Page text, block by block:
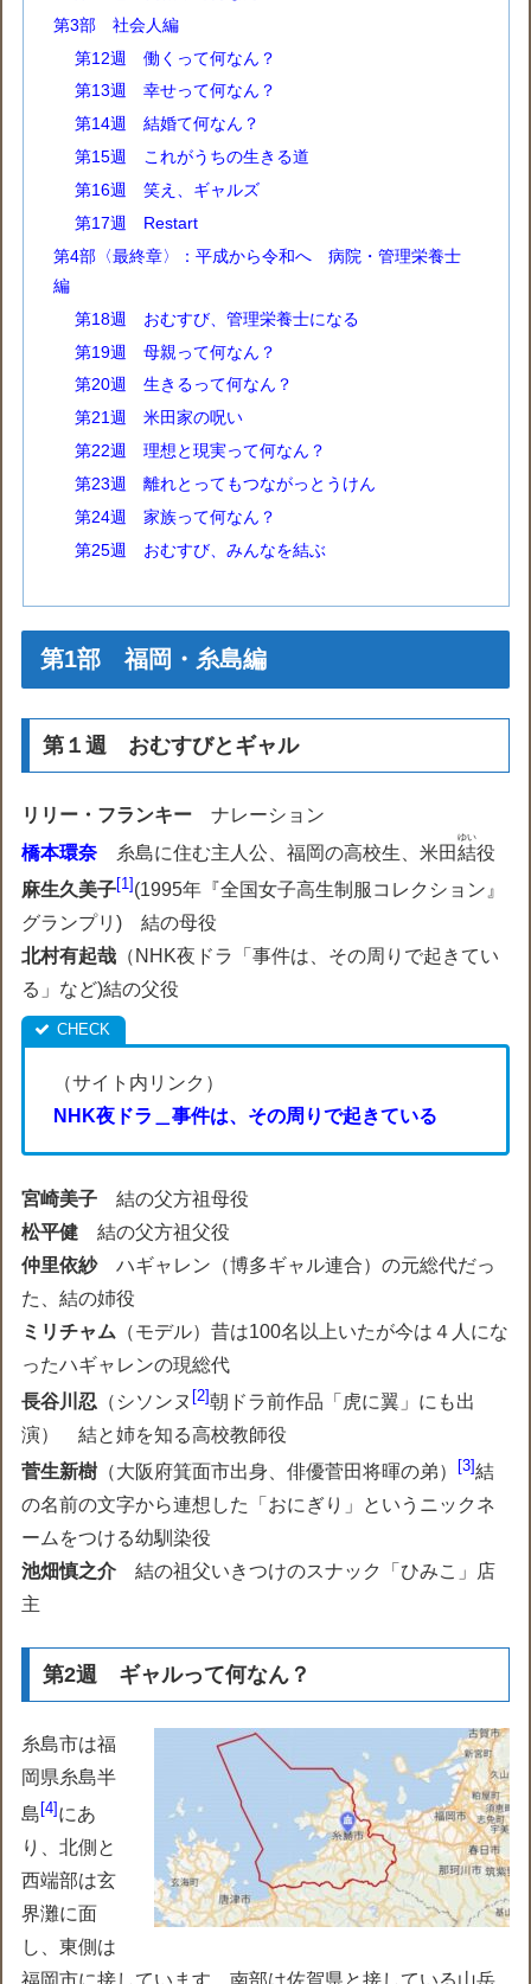
第3部 社会人編
第12週 働くって何なん？
第13週 幸せって何なん？
第14週 結婚て何なん？
第15週 これがうちの生きる道
第16週 笑え、ギャルズ
第17週 Restart
第4部〈最終章〉：平成から令和へ 病院・管理栄養士
編
第18週 おむすび、管理栄養士になる
第19週 母親って何なん？
第20週 生きるって何なん？
第21週 米田家の呪い
第22週 理想と現実って何なん？
第23週 離れとってもつながっとうけん
第24週 家族って何なん？
第25週 おむすび、みんなを結ぶ
第1部 福岡・糸島編
第１週 おむすびとギャル
リリー・フランキーナレーション
橋本環奈 糸島に住む主人公、福岡の高校生、米田結
ゆい
役
麻生久美子 1 (1995年『全国女子高生制服コレクション』
グランプリ) 結の母役
北村有起哉 （ NHK夜ドラ「事件は、その周りで起きてい
る」など)結の父役
（サイト内リンク）
NHK夜ドラ＿事件は、その周りで起きている
宮崎美子 結の父方祖母役
松平健 結の父方祖父役
仲里依紗ハギャレン（博多ギャル連合）の元総代だっ
た、結の姉役
ミリチャム （モデル）昔は100名以上いたが今は４人にな
ったハギャレンの現総代
長谷川忍 （ シソンヌ 2 朝ドラ前作品「虎に翼」にも出
演） 結と姉を知る高校教師役
菅生新樹 （大阪府箕面市出身、俳優菅田将暉の弟） 3 結
の名前の文字から連想した「おにぎり」というニックネ
ームをつける幼馴染役
池畑慎之介 結の祖父いきつけのスナック「ひみこ」店
主
第2週 ギャルって何なん？
糸島市は福
岡県糸島半
島 4 にあ
り、北側と
西端部は玄
界灘に面
し、東側は